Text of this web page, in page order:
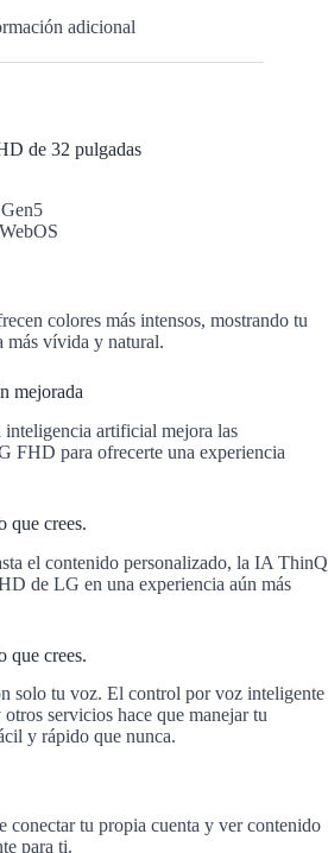
adicional
de 32 pulgadas
colores más intensos, mostrando tu
más vívida y natural.
mejorada
artificial mejora las
FHD para ofrecerte una experiencia
que crees.
el contenido personalizado, la IA ThinQ
de LG en una experiencia aún más
que crees.
solo tu voz. El control por voz inteligente
servicios hace que manejar tu
y rápido que nunca.
conectar tu propia cuenta y ver contenido
para ti.